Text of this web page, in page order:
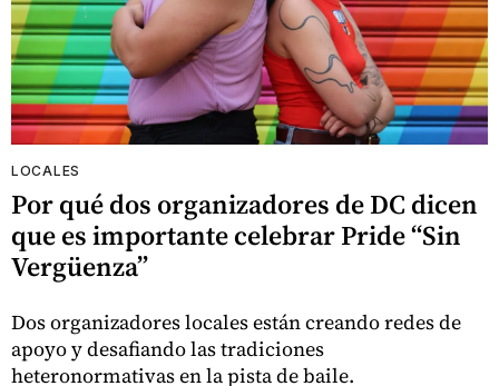
LOCALES
Por qué dos organizadores de DC dicen
que es importante celebrar Pride “Sin
Vergüenza”
Dos organizadores locales están creando redes de
apoyo y desafiando las tradiciones
heteronormativas en la pista de baile.